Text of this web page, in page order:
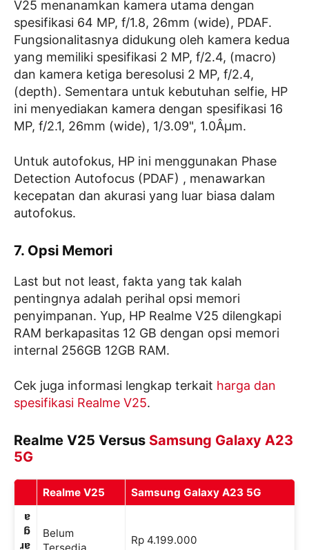
V25 menanamkan kamera utama dengan
spesifikasi 64 MP, f/1.8, 26mm (wide), PDAF.
Fungsionalitasnya didukung oleh kamera kedua
yang memiliki spesifikasi 2 MP, f/2.4, (macro)
dan kamera ketiga beresolusi 2 MP, f/2.4,
(depth). Sementara untuk kebutuhan selfie, HP
ini menyediakan kamera dengan spesifikasi 16
MP, f/2.1, 26mm (wide), 1/3.09", 1.0Âµm.
Untuk autofokus, HP ini menggunakan Phase
Detection Autofocus (PDAF) , menawarkan
kecepatan dan akurasi yang luar biasa dalam
autofokus.
7. Opsi Memori
Last but not least, fakta yang tak kalah
pentingnya adalah perihal opsi memori
penyimpanan. Yup, HP Realme V25 dilengkapi
RAM berkapasitas 12 GB dengan opsi memori
internal 256GB 12GB RAM.
Cek juga informasi lengkap terkait harga dan
spesifikasi Realme V25.
Realme V25 Versus Samsung Galaxy A23
5G
Realme V25 Samsung Galaxy A23 5G
ar
g
a
Belum
Rp 4.199.000